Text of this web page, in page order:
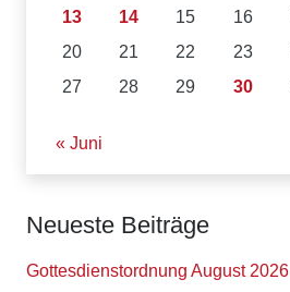
13
14 15 16
20
21 22 23
27
28 29 30
« Juni
Neueste Beiträge
Gottesdienstordnung August 2026